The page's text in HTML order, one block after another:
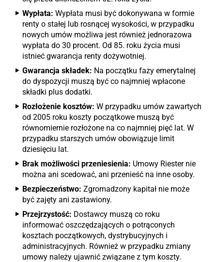
Wypłata: Wypłata musi być dokonywana w formie
renty o stałej lub rosnącej wysokości, w przypadku
nowych umów możliwa jest również jednorazowa
wypłata do 30 procent. Od 85. roku życia musi
istnieć gwarancja renty dożywotniej.
Gwarancja składek: Na początku fazy emerytalnej
do dyspozycji muszą być co najmniej wpłacone
składki plus dodatki.
Rozłożenie kosztów: W przypadku umów zawartych
od 2005 roku koszty początkowe muszą być
równomiernie rozłożone na co najmniej pięć lat. W
przypadku starszych umów obowiązuje limit
dziesięciu lat.
Brak możliwości przeniesienia: Umowy Riester nie
można ani scedować, ani przenieść na inne osoby.
Bezpieczeństwo: Zgromadzony kapitał nie może
być zajęty ani zastawiony.
Przejrzystość: Dostawcy muszą co roku
informować oszczędzających o potrąconych
kosztach początkowych, dystrybucyjnych i
administracyjnych. Również w przypadku zmiany
umowy należy ujawnić związane z tym koszty.